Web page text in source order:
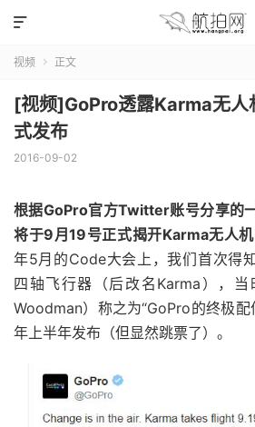

视频  正文
[视频]GoPro透露Karma无人
式发布
2016-09-02
根据GoPro官方Twitter账号分享的
将于9月19号正式揭开Karma无人
年5月的Code大会上，我们首次得
四轴飞行器（后改名Karma），
Woodman）称之为“GoPro的终极配
年上半年发布（但显然跳票了）。